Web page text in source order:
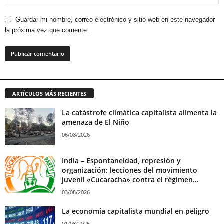
Guardar mi nombre, correo electrónico y sitio web en este navegador
la próxima vez que comente.
ARTÍCULOS MÁS RECIENTES
La catástrofe climática capitalista alimenta la
amenaza de El Niño
06/08/2026
India – Espontaneidad, represión y
organización: lecciones del movimiento
juvenil «Cucaracha» contra el régimen...
03/08/2026
La economía capitalista mundial en peligro